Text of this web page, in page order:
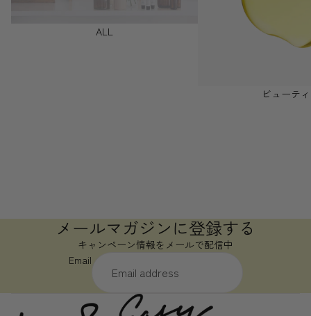
ALL
ビューテ
メールマガジンに登録する
キャンペーン情報をメールで配信中
Email